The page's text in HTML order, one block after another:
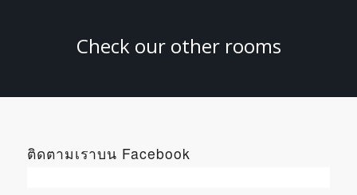
Check our other rooms
ติดตามเราบน Facebook